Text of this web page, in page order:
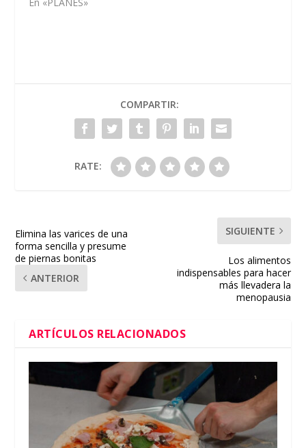
En «PLANES»
COMPARTIR:
RATE:
Elimina las varices de una
forma sencilla y presume
de piernas bonitas
ANTERIOR
SIGUIENTE
Los alimentos
indispensables para hacer
más llevadera la
menopausia
ARTÍCULOS RELACIONADOS